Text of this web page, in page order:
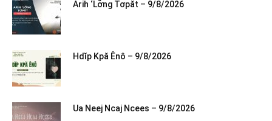
Arih ‘Lơ̆ng Tơpăt – 9/8/2026
Hdĭp Kpă Ênô – 9/8/2026
Ua Neej Ncaj Ncees – 9/8/2026